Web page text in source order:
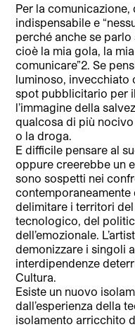
Per la
indispensabile e
perché anche se
cioè la mia gola, la
comunicare”2. Se
luminoso, invecchiato
spot pubblicitario per
l’immagine della
qualcosa di più
o la droga.
E difficile pensare al
oppure creerebbe un
sono sospetti nei
contemporaneamente
delimitare i territori
tecnologico, del
dell’emozionale.
demonizzare i singoli
interdipendenze
Cultura.
Esiste un nuovo
dall’esperienza della
isolamento arricchito